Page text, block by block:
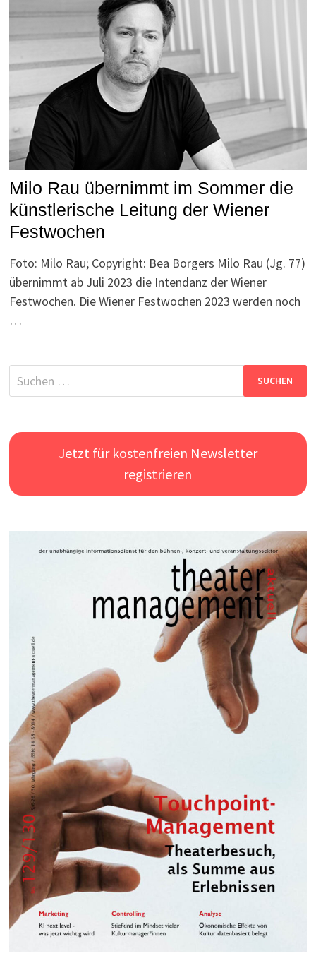
Milo Rau übernimmt im Sommer die
künstlerische Leitung der Wiener
Festwochen
Foto: Milo Rau; Copyright: Bea Borgers Milo Rau (Jg. 77)
übernimmt ab Juli 2023 die Intendanz der Wiener
Festwochen. Die Wiener Festwochen 2023 werden noch
…
Suchen
nach:
Jetzt für kostenfreien Newsletter
registrieren